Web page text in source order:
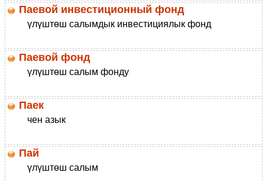
Паевой инвестиционный фонд
үлүштөш салымдык инвестициялык фонд
Паевой фонд
үлүштөш салым фонду
Паек
чен азык
Пай
үлүштөш салым